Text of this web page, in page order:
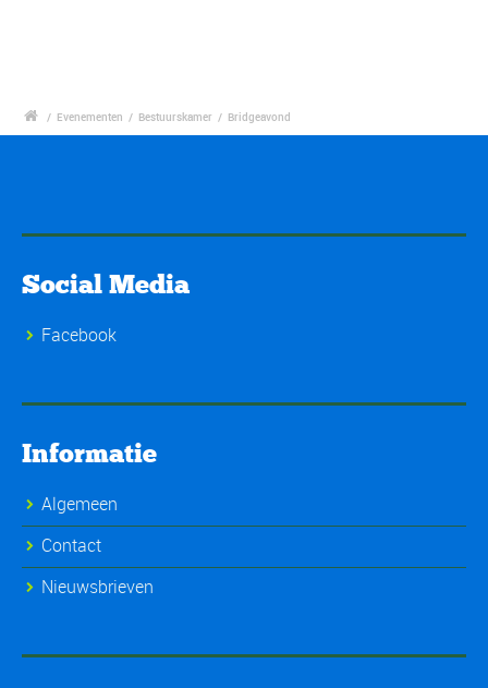
/ Evenementen / Bestuurskamer / Bridgeavond
Social Media
Facebook
Informatie
Algemeen
Contact
Nieuwsbrieven